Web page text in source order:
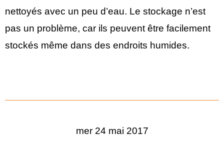
nettoyés avec un peu d’eau. Le stockage n’est
pas un problème, car ils peuvent être facilement
stockés même dans des endroits humides.
mer 24 mai 2017